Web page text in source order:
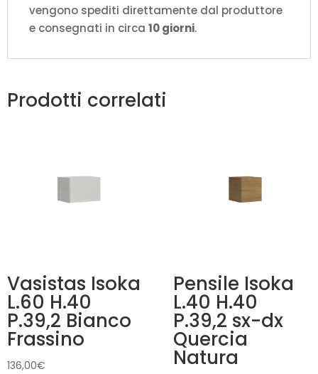
vengono spediti direttamente dal produttore
e consegnati in circa 10 giorni.
Prodotti correlati
Vasistas Isoka
L.60 H.40
P.39,2 Bianco
Frassino
136,00€
Pensile Isoka
L.40 H.40
P.39,2 sx-dx
Quercia
Natura